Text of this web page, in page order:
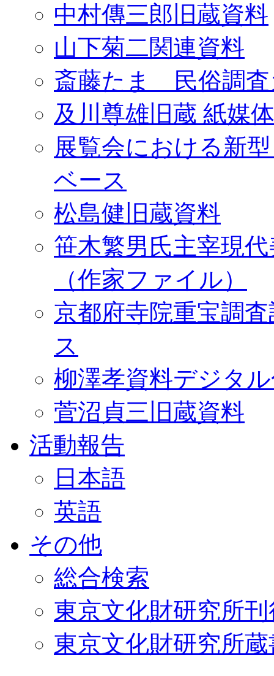
中村傳三郎旧蔵資料
山下菊二関連資料
斎藤たま 民俗調査
及川尊雄旧蔵 紙媒
展覧会における新
ベース
松島健旧蔵資料
笹木繁男氏主宰現
（作家ファイル）
京都府寺院重宝調
ス
柳澤孝資料デジタ
菅沼貞三旧蔵資料
活動報告
日本語
英語
その他
総合検索
東京文化財研究所
東京文化財研究所